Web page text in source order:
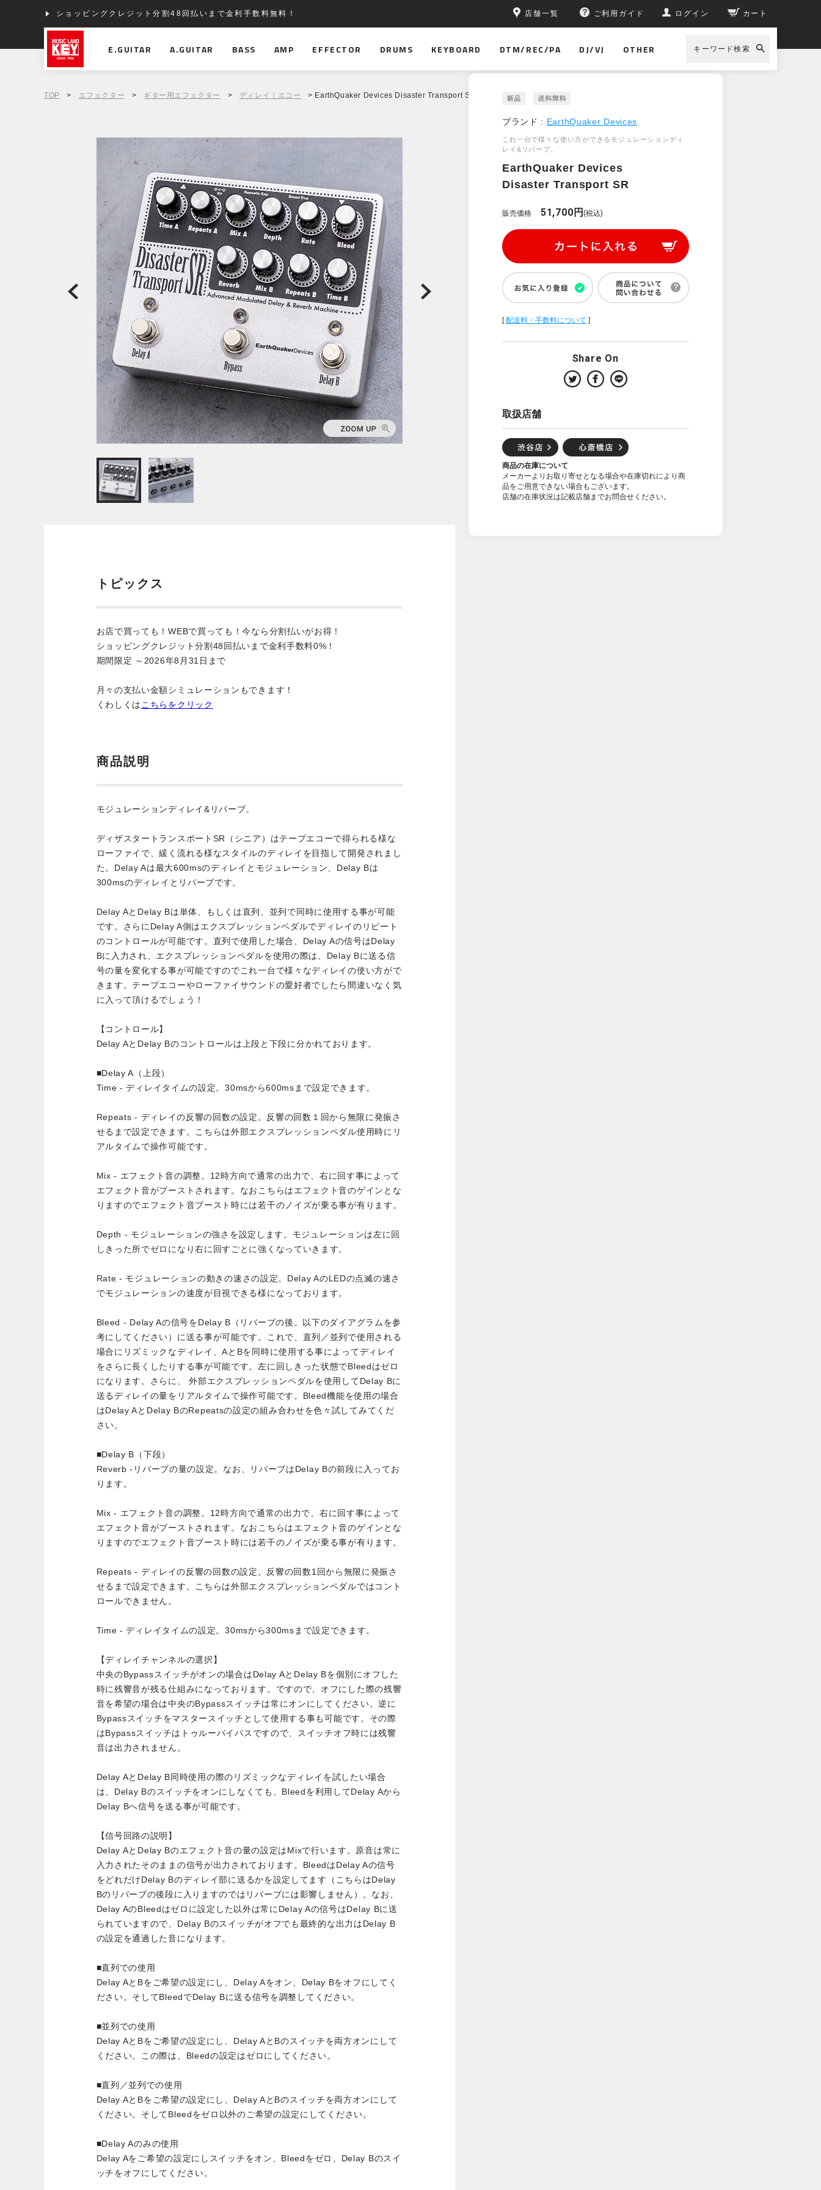
ショッピングクレジット分割48回払いまで金利手数料無料！ 店舗一覧 ご利用ガイド ログイン カート
E.GUITAR A.GUITAR BASS AMP EFFECTOR DRUMS KEYBOARD DTM/REC/PA DJ/VJ OTHER キーワード検索
TOP > エフェクター > ギター用エフェクター > ディレイ｜エコー > EarthQuaker Devices Disaster Transport SR
ブランド : EarthQuaker Devices
これ一台で様々な使い方ができるモジュレーションディ
レイ&リバーブ。
EarthQuaker Devices
Disaster Transport SR
販売価格 51,700円(税込)
[配送料・手数料について ]
Share On
取扱店舗
商品の在庫について
メーカーよりお取り寄せとなる場合や在庫切れにより商
品をご用意できない場合もございます。
店舗の在庫状況は記載店舗までお問合せください。
トピックス
お店で買っても！WEBで買っても！今なら分割払いがお得！
ショッピングクレジット分割48回払いまで金利手数料0%！
期間限定 ～2026年8月31日まで
月々の支払い金額シミュレーションもできます！
くわしくは こちらをクリック
商品説明
モジュレーションディレイ&リバーブ。
ディザスタートランスポートSR（シニア）はテープエコーで得られる様な
ローファイで、緩く流れる様なスタイルのディレイを目指して開発されまし
た。Delay Aは最大600msのディレイとモジュレーション、Delay Bは
300msのディレイとリバーブです。
Delay AとDelay Bは単体、もしくは直列、並列で同時に使用する事が可能
です。さらにDelay A側はエクスプレッションペダルでディレイのリピート
のコントロールが可能です。直列で使用した場合、Delay Aの信号はDelay
Bに入力され、エクスプレッションペダルを使用の際は、Delay Bに送る信
号の量を変化する事が可能ですのでこれ一台で様々なディレイの使い方がで
きます。テープエコーやローファイサウンドの愛好者でしたら間違いなく気
に入って頂けるでしょう！
【コントロール】
Delay AとDelay Bのコントロールは上段と下段に分かれております。
■Delay A（上段）
Time - ディレイタイムの設定。30msから600msまで設定できます。
Repeats - ディレイの反響の回数の設定。反響の回数１回から無限に発振さ
せるまで設定できます。こちらは外部エクスプレッションペダル使用時にリ
アルタイムで操作可能です。
Mix - エフェクト音の調整。12時方向で通常の出力で、右に回す事によって
エフェクト音がブーストされます。なおこちらはエフェクト音のゲインとな
りますのでエフェクト音ブースト時には若干のノイズが乗る事が有ります。
Depth - モジュレーションの強さを設定します。モジュレーションは左に回
しきった所でゼロになり右に回すごとに強くなっていきます。
Rate - モジュレーションの動きの速さの設定。Delay AのLEDの点滅の速さ
でモジュレーションの速度が目視できる様になっております。
Bleed - Delay Aの信号をDelay B（リバーブの後。以下のダイアグラムを参
考にしてください）に送る事が可能です。これで、直列／並列で使用される
場合にリズミックなディレイ、AとBを同時に使用する事によってディレイ
をさらに長くしたりする事が可能です。左に回しきった状態でBleedはゼロ
になります。さらに、 外部エクスプレッションペダルを使用してDelay Bに
送るディレイの量をリアルタイムで操作可能です。Bleed機能を使用の場合
はDelay AとDelay BのRepeatsの設定の組み合わせを色々試してみてくだ
さい。
■Delay B（下段）
Reverb -リバーブの量の設定。なお、リバーブはDelay Bの前段に入ってお
ります。
Mix - エフェクト音の調整。12時方向で通常の出力で、右に回す事によって
エフェクト音がブーストされます。なおこちらはエフェクト音のゲインとな
りますのでエフェクト音ブースト時には若干のノイズが乗る事が有ります。
Repeats - ディレイの反響の回数の設定。反響の回数1回から無限に発振さ
せるまで設定できます。こちらは外部エクスプレッションペダルではコント
ロールできません。
Time - ディレイタイムの設定。30msから300msまで設定できます。
【ディレイチャンネルの選択】
中央のBypassスイッチがオンの場合はDelay AとDelay Bを個別にオフした
時に残響音が残る仕組みになっております。ですので、オフにした際の残響
音を希望の場合は中央のBypassスイッチは常にオンにしてください。逆に
Bypassスイッチをマスタースイッチとして使用する事も可能です。その際
はBypassスイッチはトゥルーバイパスですので、スイッチオフ時には残響
音は出力されません。
Delay AとDelay B同時使用の際のリズミックなディレイを試したい場合
は、Delay Bのスイッチをオンにしなくても、Bleedを利用してDelay Aから
Delay Bへ信号を送る事が可能です。
【信号回路の説明】
Delay AとDelay Bのエフェクト音の量の設定はMixで行います。原音は常に
入力されたそのままの信号が出力されております。BleedはDelay Aの信号
をどれだけDelay Bのディレイ部に送るかを設定してます（こちらはDelay
Bのリバーブの後段に入りますのではリバーブには影響しません）。なお、
Delay AのBleedはゼロに設定した以外は常にDelay Aの信号はDelay Bに送
られていますので、Delay Bのスイッチがオフでも最終的な出力はDelay B
の設定を通過した音になります。
■直列での使用
Delay AとBをご希望の設定にし、Delay Aをオン、Delay Bをオフにしてく
ださい。そしてBleedでDelay Bに送る信号を調整してください。
■並列での使用
Delay AとBをご希望の設定にし、Delay AとBのスイッチを両方オンにして
ください。この際は、Bleedの設定はゼロにしてください。
■直列／並列での使用
Delay AとBをご希望の設定にし、Delay AとBのスイッチを両方オンにして
ください。そしてBleedをゼロ以外のご希望の設定にしてください。
■Delay Aのみの使用
Delay Aをご希望の設定にしスイッチをオン、Bleedをゼロ、Delay Bのスイ
ッチをオフにしてください。